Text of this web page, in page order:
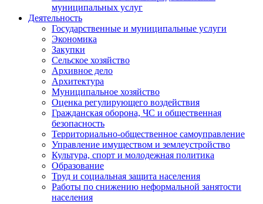
муниципальных услуг
Деятельность
Государственные и муниципальные услуги
Экономика
Закупки
Сельское хозяйство
Архивное дело
Архитектура
Муниципальное хозяйство
Оценка регулирующего воздействия
Гражданская оборона, ЧС и общественная
безопасность
Территориально-общественное самоуправление
Управление имуществом и землеустройство
Культура, спорт и молодежная политика
Образование
Труд и социальная защита населения
Работы по снижению неформальной занятости
населения